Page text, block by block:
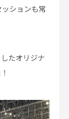
ションも常
たオリジナ